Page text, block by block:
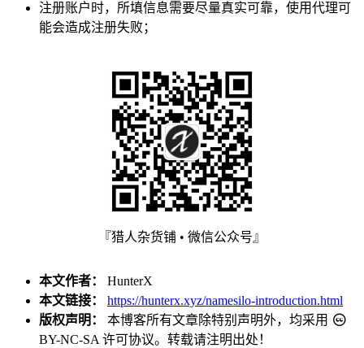
注册账户时，所填信息需要尽量真实可靠，使用代理可
能会造成注册失败；
『猎人杂货铺 • 微信公众号』
本文作者： HunterX
本文链接：
https://hunterx.xyz/namesilo-introduction.html
版权声明： 本博客所有文章除特别声明外，均采用
BY-NC-SA 许可协议。转载请注明出处！